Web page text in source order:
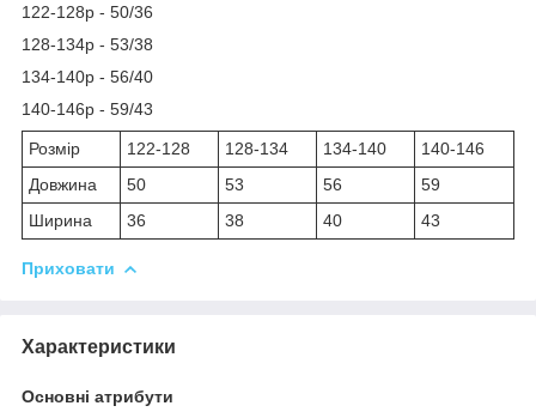
122-128р - 50/36
128-134р - 53/38
134-140р - 56/40
140-146р - 59/43
Розмір 122-128 128-134 134-140
140-146
Довжина
50 53 56
59
Ширина
36 38 40 43
Приховати
Характеристики
Основні атрибути